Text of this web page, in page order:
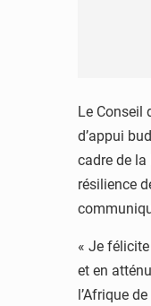
Le Conseil
d’appui
cadre de
résilience
« Je
et en
l’Afrique de